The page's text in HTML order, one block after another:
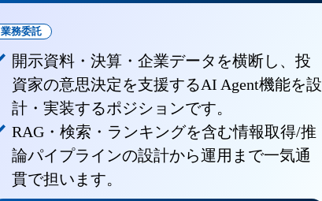
業務委託
開示資料・決算・企業データを横断し、投
資家の意思決定を支援するAI Agent機能を設
計・実装するポジションです。
RAG・検索・ランキングを含む情報取得/推
論パイプラインの設計から運用まで一気通
貫で担います。